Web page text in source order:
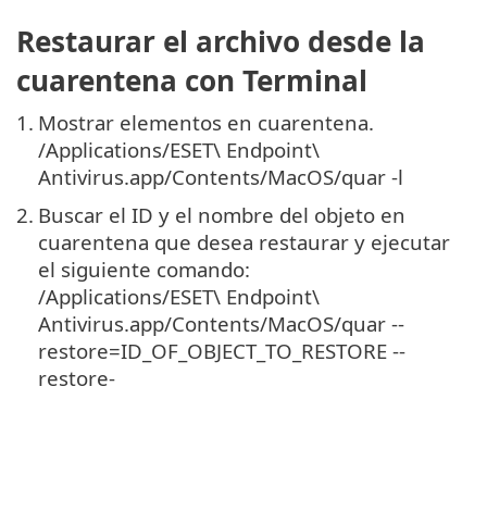
Restaurar el archivo desde la
cuarentena con Terminal
1. Mostrar elementos en cuarentena.
/Applications/ESET\ Endpoint\
Antivirus.app/Contents/MacOS/quar -l
2. Buscar el ID y el nombre del objeto en
cuarentena que desea restaurar y ejecutar
el siguiente comando:
/Applications/ESET\ Endpoint\
Antivirus.app/Contents/MacOS/quar --
restore=ID_OF_OBJECT_TO_RESTORE --
restore-